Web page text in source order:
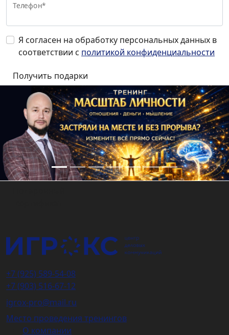
Телефон*
Я согласен на обработку персональных данных в
соответствии с политикой конфиденциальности
+7 (925) 589-54-08
+7 (903) 516-67-12
igrox-pro@mail.ru
Место проведения тренингов
О компании